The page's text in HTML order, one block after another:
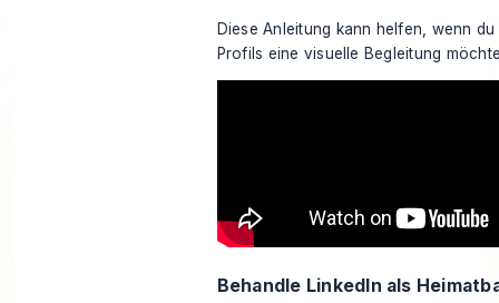
Diese Anleitung kann helfen, wenn
Profils eine visuelle Begleitung
Behandle LinkedIn als